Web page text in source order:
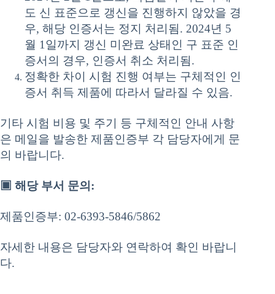
도 신 표준으로 갱신을 진행하지 않았을 경
우, 해당 인증서는 정지 처리됨. 2024년 5
월 1일까지 갱신 미완료 상태인 구 표준 인
증서의 경우, 인증서 취소 처리됨.
정확한 차이 시험 진행 여부는 구체적인 인
증서 취득 제품에 따라서 달라질 수 있음.
기타 시험 비용 및 주기 등 구체적인 안내 사항
은 메일을 발송한 제품인증부 각 담당자에게 문
의 바랍니다.
▣ 해당 부서 문의:
제품인증부: 02-6393-5846/5862
자세한 내용은 담당자와 연락하여 확인 바랍니
다.